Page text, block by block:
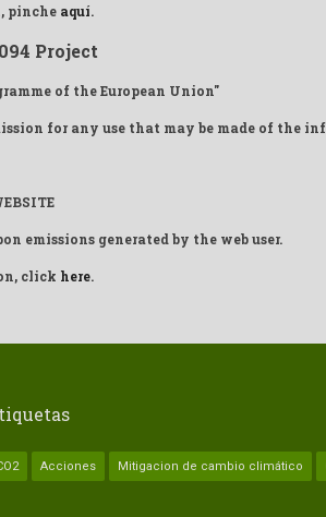
pinche aquí.
Project
of the European Union"
for any use that may be made of the
emissions generated by the web user.
click here.
Acciones Mitigacion de cambio climático